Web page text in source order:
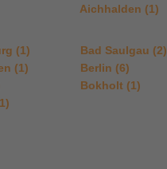
Aichhalden (1)
(1) Bad Saulgau (2)
(1) Berlin (6)
Bokholt (1)